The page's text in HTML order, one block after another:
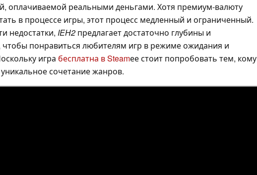
оплачиваемой реальными деньгами. Хотя премиум-валюту
в процессе игры, этот процесс медленный и ограниченный.
недостатки, IEH2 предлагает достаточно глубины и
чтобы понравиться любителям игр в режиме ожидания и
игра бесплатна в Steamее стоит попробовать тем, кому
сочетание жанров.